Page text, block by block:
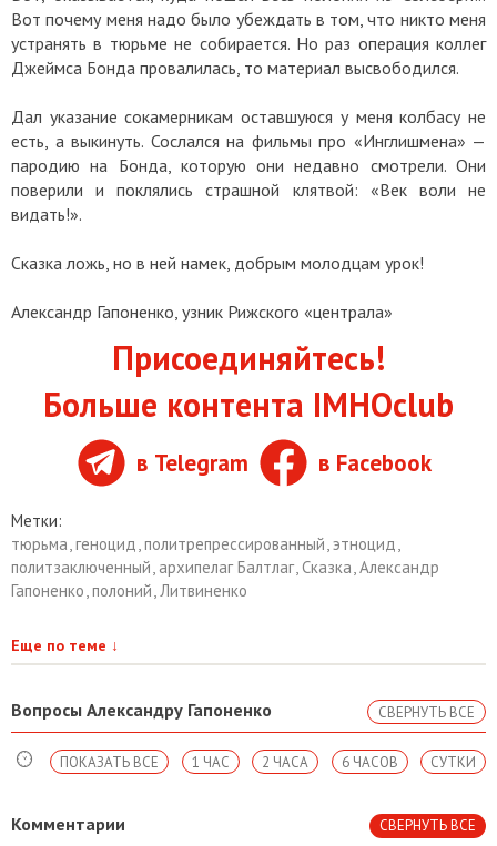
Вот почему меня надо было убеждать в том, что никто меня
устранять в тюрьме не собирается. Но раз операция коллег
Джеймса Бонда провалилась, то материал высвободился.
Дал указание сокамерникам оставшуюся у меня колбасу не
есть, а выкинуть. Сослался на фильмы про «Инглишмена» —
пародию на Бонда, которую они недавно смотрели. Они
поверили и поклялись страшной клятвой: «Век воли не
видать!».
Сказка ложь, но в ней намек, добрым молодцам урок!
Александр Гапоненко, узник Рижского «централа»
Присоединяйтесь!
Больше контента IMHOclub
в Telegram в Facebook
Метки:
тюрьма,геноцид,политрепрессированный,этноцид,
политзаключенный, архипелаг Балтлаг,Сказка,Александр
Гапоненко,полоний,Литвиненко
Еще по теме ↓
Вопросы Александру Гапоненко СВЕРНУТЬ ВСЕ
СУТКИ
6 ЧАСОВ
2 ЧАСА
1 ЧАС
ПОКАЗАТЬ ВСЕ
Комментарии СВЕРНУТЬ ВСЕ